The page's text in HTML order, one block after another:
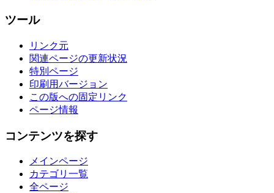
ツール
リンク元
関連ページの更新状況
特別ページ
印刷用バージョン
この版への固定リンク
ページ情報
コンテンツを探す
メインページ
カテゴリ一覧
全ページ